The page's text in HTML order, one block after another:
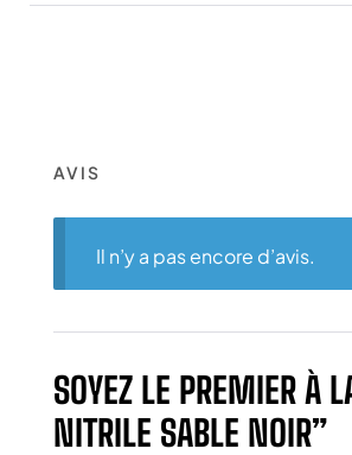
AVIS
Il n’y a pas encore d’avis.
SOYEZ LE PREMIER À
NITRILE SABLE NOIR”